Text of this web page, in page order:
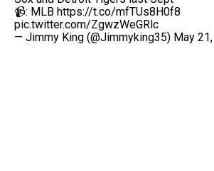
📹: MLB https://t.co/mfTUs8H0f8
pic.twitter.com/ZgwzWeGRlc
— Jimmy King (@Jimmyking35) May